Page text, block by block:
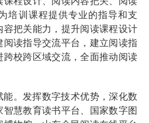
培训课程提供专业的指导和支
把关能力，提升阅读课程设计
读指导交流平台，建立阅读指
校跨区域交流，全面推动阅读
能。发挥数字技术优势，深化数
慧教育读书平台、国家数字图